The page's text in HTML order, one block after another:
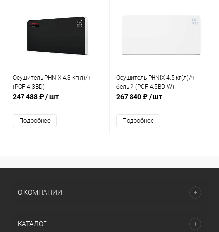
Осушитель PHNIX 4.3 кг(л)/ч
(PCF-4.3BD)
247 488 ₽/ шт
Подробнее
Осушитель PHNIX 4.5 кг(л)/ч
белый (PCF-4.5BD-W)
267 840 ₽/ шт
Подробнее
О КОМПАНИИ
КАТАЛОГ